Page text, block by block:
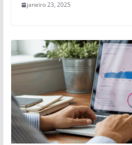
janeiro 23, 2025